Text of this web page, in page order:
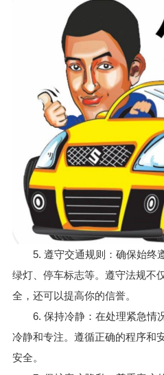
5. 遵守交通规则：确保始终
绿灯、停车标志等。遵守法规不
全，还可以提高你的信誉。
6. 保持冷静：在处理紧急情
冷静和专注。遵循正确的程序和
安全。